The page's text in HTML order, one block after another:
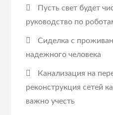
Пусть свет будет
руководство по
Сиделка с
надежного человека
Канализация на
реконструкция сетей
важно учесть